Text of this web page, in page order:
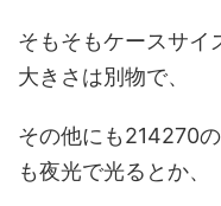
そもそもケースサ
大きさは別物で、
その他にも214270
も夜光で光る とか、